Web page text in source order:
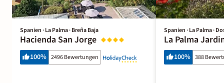
Spanien · La Palma · Breña Baja
Hacienda San Jorge
100% 2496 Bewertungen
Spanien · La Palma ·
La Palma
100% 388